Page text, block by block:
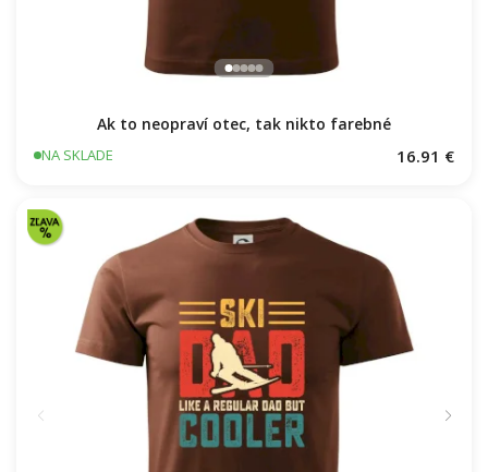
Ak to neopraví otec, tak nikto farebné
NA SKLADE 16.91 €